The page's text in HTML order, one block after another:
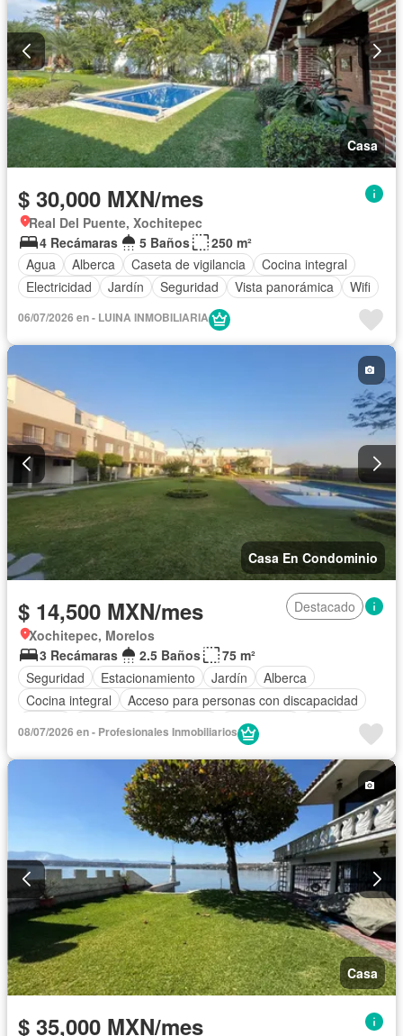
Casa
$ 30,000 MXN/mes
Real Del Puente, Xochitepec
4 Recámaras
5 Baños
250 m²
Agua
Alberca Caseta de vigilancia
Cocina integral
Electricidad
Jardín Seguridad Vista panorámica Wifi
06/07/2026 en - LUINA INMOBILIARIA
Casa En Condominio
$ 14,500 MXN/mes
Destacado
Xochitepec, Morelos
3 Recámaras
2.5 Baños
75 m²
Seguridad
Estacionamiento Jardín
Alberca
Cocina integral
Acceso para personas con discapacidad
Electricidad
Zonas verdes
Caseta de vigilancia
Wifi Conserje
Permite mascotas
Completamente amueblado
08/07/2026 en - Profesionales Inmobiliarios
Casa
$ 35,000 MXN/mes